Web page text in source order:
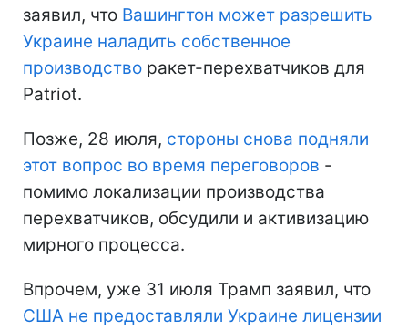
заявил, что Вашингтон может разрешить
Украине наладить собственное
производство ракет-перехватчиков для
Patriot.
Позже, 28 июля, стороны снова подняли
этот вопрос во время переговоров -
помимо локализации производства
перехватчиков, обсудили и активизацию
мирного процесса.
Впрочем, уже 31 июля Трамп заявил, что
США не предоставляли Украине лицензии